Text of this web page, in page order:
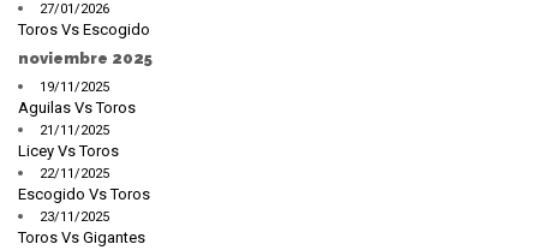
27/01/2026
Toros Vs Escogido
noviembre 2025
19/11/2025
Aguilas Vs Toros
21/11/2025
Licey Vs Toros
22/11/2025
Escogido Vs Toros
23/11/2025
Toros Vs Gigantes